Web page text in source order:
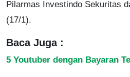
Pilarmas Investindo Sekuritas
(17/1).
Baca Juga :
5 Youtuber dengan Bayaran